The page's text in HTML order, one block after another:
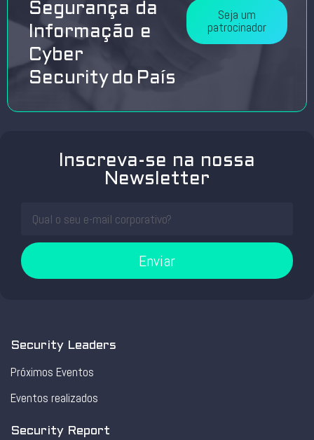
Segurança da
Informação e
Cyber
Security do País
Seja um
patrocinador
Inscreva-se na nossa
Newsletter
Enviar
Security Leaders
Próximos Eventos
Eventos realizados
Security Report